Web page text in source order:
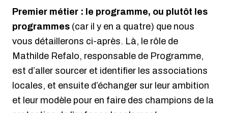
Premier métier : le programme, ou plutôt les
programmes (car il y en a quatre) que nous
vous détaillerons ci-après. Là, le rôle de
Mathilde Refalo, responsable de Programme,
est d’aller sourcer et identifier les associations
locales, et ensuite d’échanger sur leur ambition
et leur modèle pour en faire des champions de la